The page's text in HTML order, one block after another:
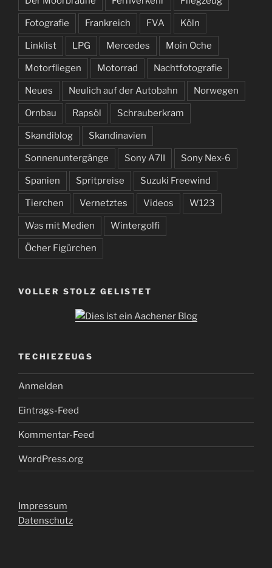
Fotografie Frankreich FVA Köln
Linklist LPG Mercedes Moin Oche
Motorfliegen Motorrad Nachtfotografie
Neues Neulich auf der Autobahn Norwegen
Ornbau Rapsöl Schrauberkram
Skandiblog Skandinavien
Sonnenuntergänge Sony A7II Sony Nex-6
Spanien Spritpreise Suzuki Freewind
Tierchen Vernetztes Videos W123
Was mit Medien Wintergolfi
Öcher Figürchen
VOLLER STOLZ GELISTET
TECHIEZEUGS
Anmelden
Eintrags-Feed
Kommentar-Feed
WordPress.org
Impressum
Datenschutz